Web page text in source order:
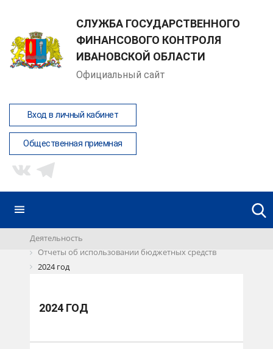
СЛУЖБА ГОСУДАРСТВЕННОГО
ФИНАНСОВОГО КОНТРОЛЯ
ИВАНОВСКОЙ ОБЛАСТИ
Официальный сайт
Вход в личный кабинет
Общественная приемная
Деятельность
Отчеты об использовании бюджетных средств
2024 год
2024 ГОД